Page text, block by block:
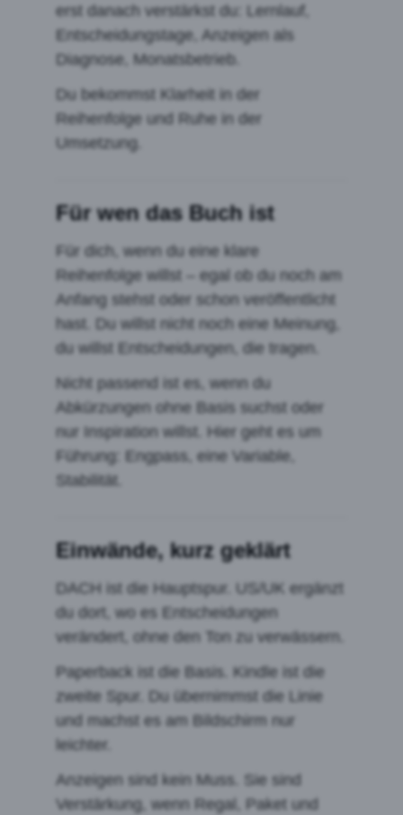
erst danach verstärkst du: Lernlauf,
Entscheidungstage, Anzeigen als
Diagnose, Monatsbetrieb.
Du bekommst Klarheit in der
Reihenfolge und Ruhe in der
Umsetzung.
Für wen das Buch ist
Für dich, wenn du eine klare
Reihenfolge willst – egal ob du noch am
Anfang stehst oder schon veröffentlicht
hast. Du willst nicht noch eine Meinung,
du willst Entscheidungen, die tragen.
Nicht passend ist es, wenn du
Abkürzungen ohne Basis suchst oder
nur Inspiration willst. Hier geht es um
Führung: Engpass, eine Variable,
Stabilität.
Einwände, kurz geklärt
DACH ist die Hauptspur. US/UK ergänzt
du dort, wo es Entscheidungen
verändert, ohne den Ton zu verwässern.
Paperback ist die Basis. Kindle ist die
zweite Spur. Du übernimmst die Linie
und machst es am Bildschirm nur
leichter.
Anzeigen sind kein Muss. Sie sind
Verstärkung, wenn Regal, Paket und